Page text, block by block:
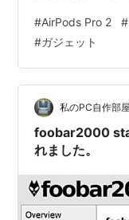
AirPodsで聴きた
用して貼れぞ音楽
リングできても、
可なので iPhone
ルを転送できるiT…
#AirPods Pro 2 #
#ガジェット
私のPC自作部屋
foobar2000
れました。